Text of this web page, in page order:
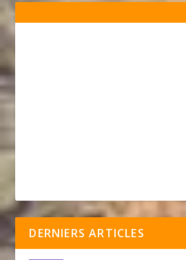
DERNIERS ARTICLES